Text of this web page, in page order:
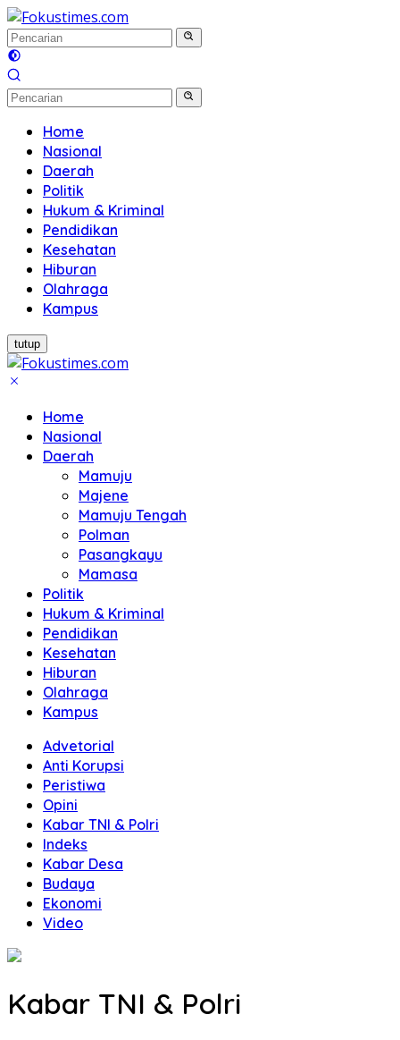
Langsung
ke
konten
Home
Nasional
Daerah
Politik
Hukum & Kriminal
Pendidikan
Kesehatan
Hiburan
Olahraga
Kampus
tutup
Home
Nasional
Daerah
Mamuju
Majene
Mamuju Tengah
Polman
Pasangkayu
Mamasa
Politik
Hukum & Kriminal
Pendidikan
Kesehatan
Hiburan
Olahraga
Kampus
Advetorial
Anti Korupsi
Peristiwa
Opini
Kabar TNI & Polri
Indeks
Kabar Desa
Budaya
Ekonomi
Video
Kabar TNI & Polri